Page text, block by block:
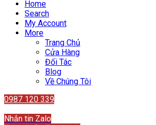
Home
Search
My Account
More
Trang Chủ
Cửa Hàng
Đối Tác
Blog
Về Chúng Tôi
0987 120 339
Nhắn tin Zalo